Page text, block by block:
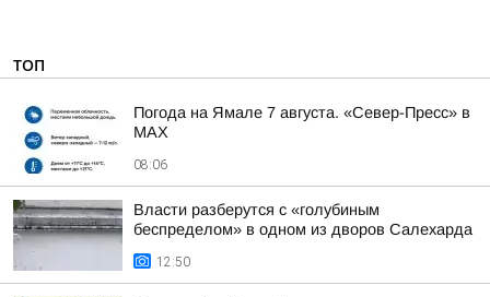
ТОП
Погода на Ямале 7 августа. «Север-Пресс» в
MAX
08:06
Власти разберутся с «голубиным
беспределом» в одном из дворов Салехарда
12:50